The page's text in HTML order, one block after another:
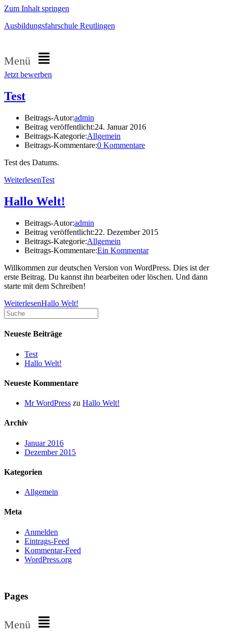
Zum Inhalt springen
Ausbildungsfahrschule Reutlingen
Menü
Jetzt bewerben
Test
Beitrags-Autor:admin
Beitrag veröffentlicht:24. Januar 2016
Beitrags-Kategorie:Allgemein
Beitrags-Kommentare:0 Kommentare
Test des Datums.
WeiterlesenTest
Hallo Welt!
Beitrags-Autor:admin
Beitrag veröffentlicht:22. Dezember 2015
Beitrags-Kategorie:Allgemein
Beitrags-Kommentare:Ein Kommentar
Willkommen zur deutschen Version von WordPress. Dies ist der
erste Beitrag. Du kannst ihn bearbeiten oder löschen. Und dann
starte mit dem Schreiben!
WeiterlesenHallo Welt!
Neueste Beiträge
Test
Hallo Welt!
Neueste Kommentare
Mr WordPress zu Hallo Welt!
Archiv
Januar 2016
Dezember 2015
Kategorien
Allgemein
Meta
Anmelden
Eintrags-Feed
Kommentar-Feed
WordPress.org
Pages
Menü